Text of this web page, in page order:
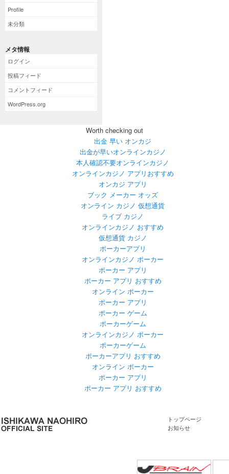
Profile
未分類
メタ情報
ログイン
投稿フィード
コメントフィード
WordPress.org
Worth checking out
出金 早い オンカジ
出金が早いオンラインカジノ
本人確認不要オンラインカジノ
オンラインカジノ アプリおすすめ
オンカジ アプリ
ブック メーカー オッズ
オンライン カジノ 仮想通貨
ライブ カジノ
オンラインカジノ おすすめ
仮想通貨 カジノ
ポーカーアプリ
オンラインカジノ ポーカー
ポーカー アプリ
ポーカー アプリ おすすめ
オンライン ポーカー
ポーカー アプリ
ポーカー ゲーム
ポーカーゲーム
オンラインカジノ ポーカー
ポーカーゲーム
ポーカーアプリ おすすめ
オンライン ポーカー
ポーカー アプリ
ポーカー アプリ おすすめ
トップページ
お知らせ